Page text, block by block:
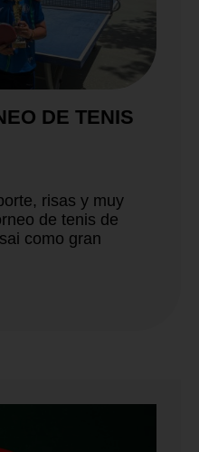
DE TENIS
risas y muy
de tenis de
como gran